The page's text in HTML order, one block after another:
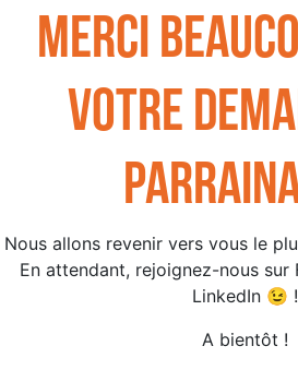
Merci
votre
Nous allons revenir vers vous le
En attendant, rejoignez-nous sur
LinkedIn 😉 !
A bientôt !